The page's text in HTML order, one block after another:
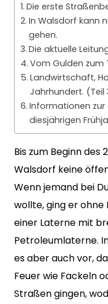
Die erste
In Walsdorf kann
gehen.
Die aktuelle
Vom Gulden zum
Landwirtschaft,
Jahrhundert. (Teil
Informationen
diesjährigen
Bis zum Beginn des
Walsdorf keine
Wenn jemand bei
wollte, ging er
einer Laterne mit
Petroleumlaterne.
es aber auch vor,
Feuer wie Fackeln
Straßen gingen,